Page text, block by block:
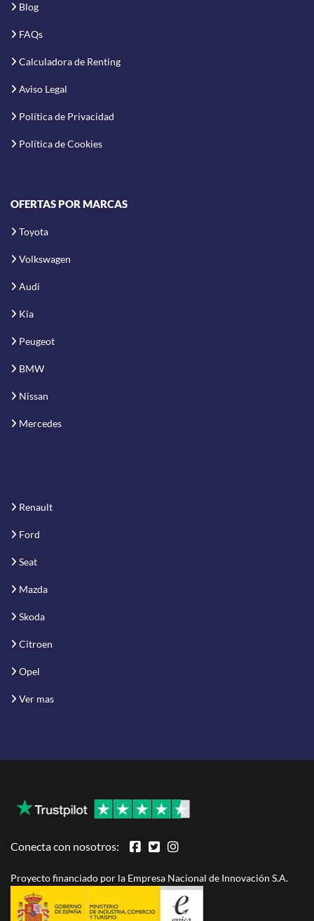
Blog
FAQs
Calculadora de Renting
Aviso Legal
Política de Privacidad
Política de Cookies
OFERTAS POR MARCAS
Toyota
Volkswagen
Audi
Kia
Peugeot
BMW
Nissan
Mercedes
Renault
Ford
Seat
Mazda
Skoda
Citroen
Opel
Ver mas
Conecta con nosotros:
Proyecto financiado por la Empresa Nacional de Innovación S.A.